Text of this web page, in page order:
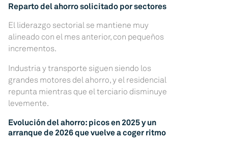
Reparto del ahorro solicitado por sectores
El liderazgo sectorial se mantiene muy
alineado con el mes anterior, con pequeños
incrementos.
Industria y transporte siguen siendo los
grandes motores del ahorro, y el residencial
repunta mientras que el terciario disminuye
levemente.
Evolución del ahorro: picos en 2025 y un
arranque de 2026 que vuelve a coger ritmo